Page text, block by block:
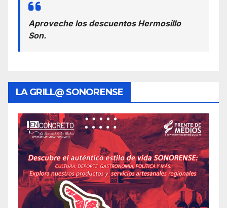
Aproveche los descuentos Hermosillo
Son.
LA GRILL@ SONORENSE